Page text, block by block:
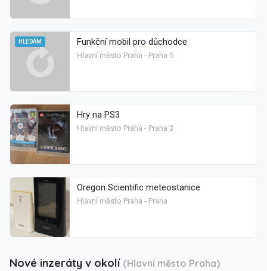
HLEDÁM Funkční mobil pro důchodce
Hlavní město Praha - Praha 5
Hry na PS3
Hlavní město Praha - Praha 3
Oregon Scientific meteostanice
Hlavní město Praha - Praha
Nové inzeráty v okolí (Hlavní město Praha)